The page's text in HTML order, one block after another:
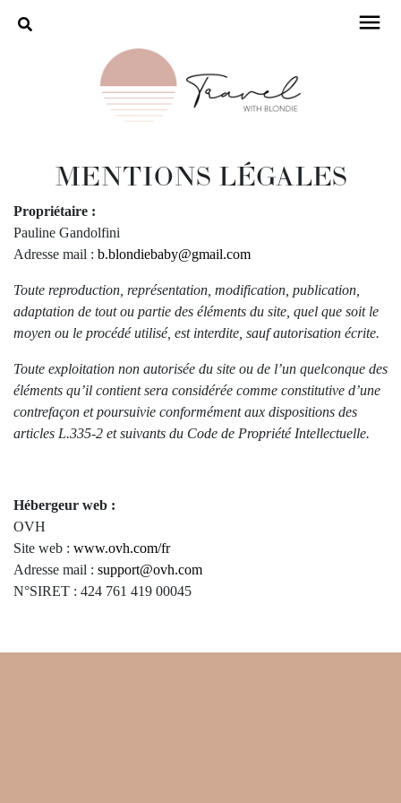
>
DESTINATIONS
>
INSTAGRAM
MENTIONS LÉGALES
Propriétaire :
Pauline Gandolfini
Adresse mail : b.blondiebaby@gmail.com
Toute reproduction, représentation, modification, publication,
adaptation de tout ou partie des éléments du site, quel que soit le
moyen ou le procédé utilisé, est interdite, sauf autorisation écrite.
Toute exploitation non autorisée du site ou de l’un quelconque des
éléments qu’il contient sera considérée comme constitutive d’une
contrefaçon et poursuivie conformément aux dispositions des
articles L.335-2 et suivants du Code de Propriété Intellectuelle.
Hébergeur web :
OVH
Site web : www.ovh.com/fr
Adresse mail : support@ovh.com
N°SIRET : 424 761 419 00045